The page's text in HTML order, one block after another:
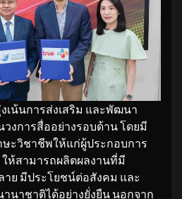
เน้นการส่งเสริม และพัฒนา
งการสื่ออย่างรอบด้าน โดยมี
ะวิชาชีพให้แก่ผู้ประกอบการ
ห้สามารถผลิตผลงานที่มี
ย มีประโยชน์ต่อสังคม และ
นาชาติได้อย่างยั่งยืน นอกจาก